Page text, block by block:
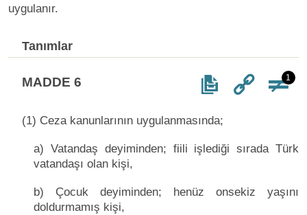
uygulanır.
Tanımlar
MADDE 6 1
(1) Ceza kanunlarının uygulanmasında;
a) Vatandaş deyiminden; fiili işlediği sırada Türk
vatandaşı olan kişi,
b) Çocuk deyiminden; henüz onsekiz yaşını
doldurmamış kişi,